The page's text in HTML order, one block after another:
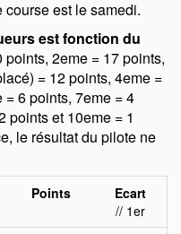
est le samedi.
est fonction du
points, 2eme = 17 points,
= 12 points, 4eme =
6 points, 7eme = 4
points et 10eme = 1
le résultat du pilote ne
Points
Ecart
// 1er